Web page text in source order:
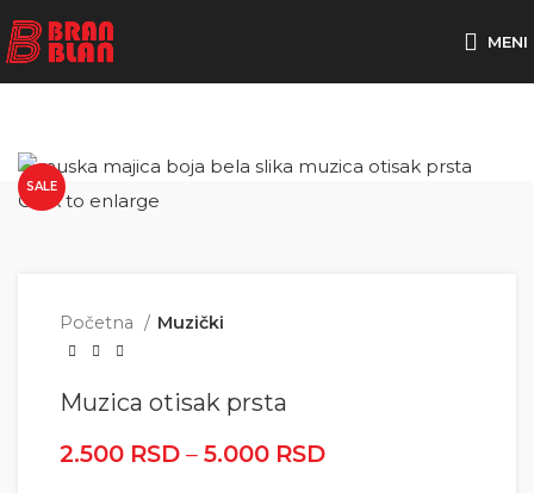
MENI
SALE
Click to enlarge
Početna Muzički
Muzica otisak prsta
2.500 RSD – 5.000 RSD